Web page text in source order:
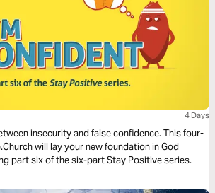
4 Days
insecurity and false confidence. This four-
will lay your new foundation in God
part six of the six-part Stay Positive series.